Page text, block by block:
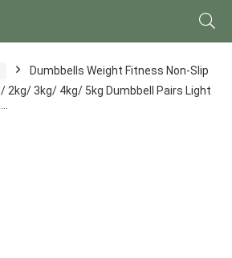
Dumbbells Weight Fitness Non-Slip
2kg/ 3kg/ 4kg/ 5kg Dumbbell Pairs Light